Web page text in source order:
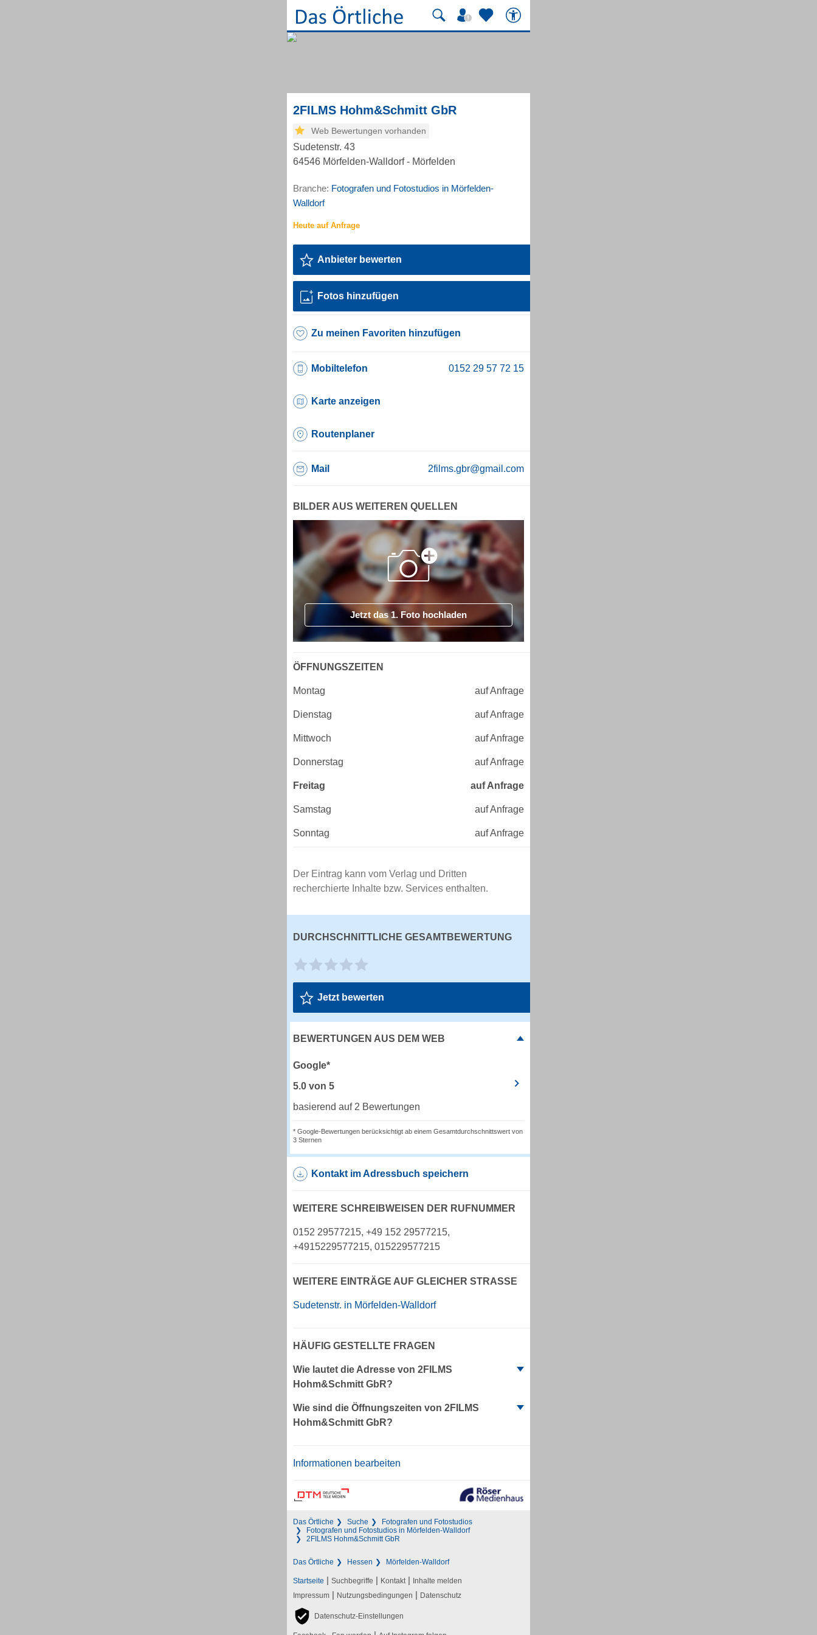
2FILMS Hohm&Schmitt GbR
Web Bewertungen vorhanden
Sudetenstr. 43
64546 Mörfelden-Walldorf - Mörfelden
Branche: Fotografen und Fotostudios in Mörfelden-
Walldorf
Anbieter bewerten
Fotos hinzufügen
Zu meinen Favoriten hinzufügen
Mobiltelefon
Karte anzeigen
Routenplaner
Mail 2films.gbr@gmail.com
BILDER AUS WEITEREN QUELLEN
Jetzt das 1. Foto hochladen
ÖFFNUNGSZEITEN
Montag auf Anfrage
Dienstag auf Anfrage
Mittwoch auf Anfrage
Donnerstag auf Anfrage
Freitag auf Anfrage
Samstag auf Anfrage
Sonntag auf Anfrage
Der Eintrag kann vom Verlag und Dritten
recherchierte Inhalte bzw. Services enthalten.
DURCHSCHNITTLICHE GESAMTBEWERTUNG
Jetzt bewerten
BEWERTUNGEN AUS DEM WEB
Google*
5.0 von 5
basierend auf 2 Bewertungen
* Google-Bewertungen berücksichtigt ab einem Gesamtdurchschnittswert von
3 Sternen
Kontakt im Adressbuch speichern
WEITERE SCHREIBWEISEN DER RUFNUMMER
0152 29577215, +49 152 29577215,
+4915229577215, 015229577215
WEITERE EINTRÄGE AUF GLEICHER STRASSE
Sudetenstr. in Mörfelden-Walldorf
HÄUFIG GESTELLTE FRAGEN
Wie lautet die Adresse von 2FILMS
Hohm&Schmitt GbR?
Wie sind die Öffnungszeiten von 2FILMS
Hohm&Schmitt GbR?
Informationen bearbeiten
Das Örtliche Suche
Fotografen und Fotostudios
Fotografen und Fotostudios in Mörfelden-Walldorf
2FILMS Hohm&Schmitt GbR
Das Örtliche Hessen Mörfelden-Walldorf
Startseite | Suchbegriffe | Kontakt | Inhalte melden
Impressum | Nutzungsbedingungen | Datenschutz
Datenschutz-Einstellungen